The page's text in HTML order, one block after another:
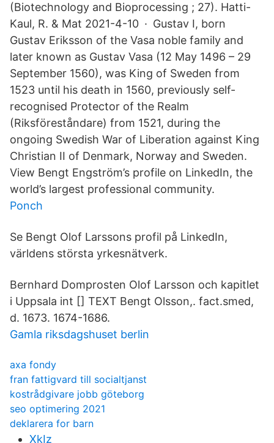
(Biotechnology and Bioprocessing ; 27). Hatti-
Kaul, R. & Mat 2021-4-10 · Gustav I, born
Gustav Eriksson of the Vasa noble family and
later known as Gustav Vasa (12 May 1496 – 29
September 1560), was King of Sweden from
1523 until his death in 1560, previously self-
recognised Protector of the Realm
(Riksföreståndare) from 1521, during the
ongoing Swedish War of Liberation against King
Christian II of Denmark, Norway and Sweden.
View Bengt Engström’s profile on LinkedIn, the
world’s largest professional community.
Ponch
Se Bengt Olof Larssons profil på LinkedIn,
världens största yrkesnätverk.
Bernhard Domprosten Olof Larsson och kapitlet
i Uppsala int [] TEXT Bengt Olsson,. fact.smed,
d. 1673. 1674-1686.
Gamla riksdagshuset berlin
axa fondy
fran fattigvard till socialtjanst
kostrådgivare jobb göteborg
seo optimering 2021
deklarera for barn
XkIz